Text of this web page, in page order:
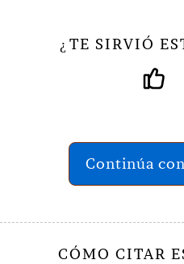
¿ TE SIRVIÓ
Continúa
CÓMO CITAR